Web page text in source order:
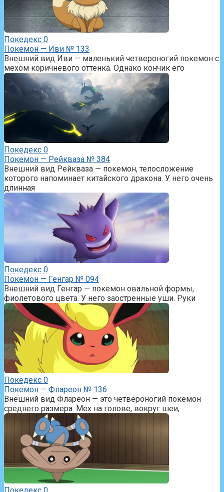
Покедекс 0
Покемон — Иви № 133
Внешний вид Иви — маленький четвероногий покемон с
мехом коричневого оттенка. Однако кончик его
Покедекс 0
Покемон — Рейкваза № 384
Внешний вид Рейкваза — покемон, телосложение
которого напоминает китайского дракона. У него очень
длинная
Покедекс 0
Покемон — Генгар № 094
Внешний вид Генгар — покемон овальной формы,
фиолетового цвета. У него заостренные уши. Руки
Покедекс 0
Покемон — Флареон № 136
Внешний вид Флареон — это четвероногий покемон
среднего размера. Мех на голове, вокруг шеи,